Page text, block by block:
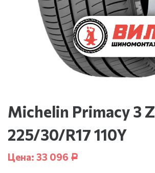
Michelin Primacy 3
225/30/R17 110Y
Цена: 33 096 Р